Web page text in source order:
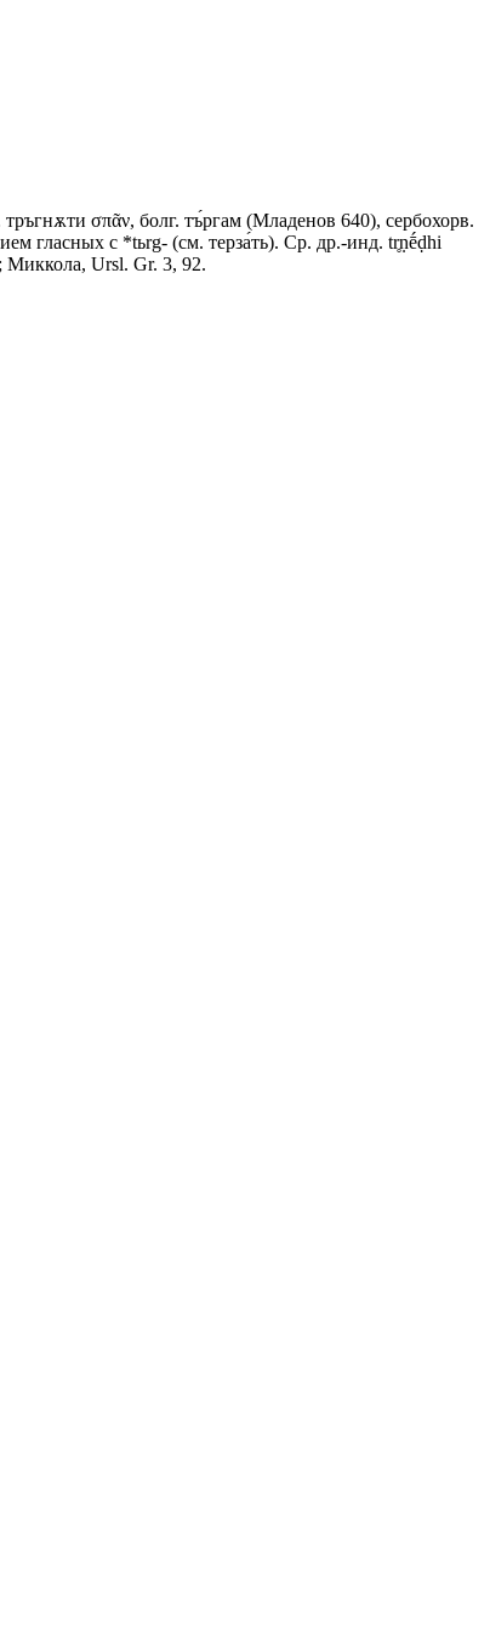
тръгнѫти σπᾶν, болг. тъ́ргам (Младенов 640), сербохорв.
гласных с *tьrg- (см. терза́ть). Ср. др.-инд. tr̥ṇḗḍhi
Ursl. Gr. 3, 92.